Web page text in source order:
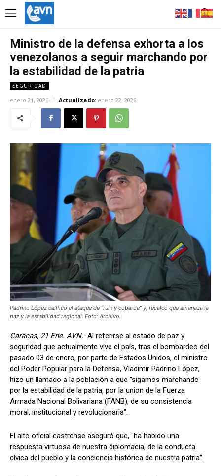
Ministro de la defensa exhorta a los
venezolanos a seguir marchando por
la estabilidad de la patria
SEGURIDAD
enero 21, 2026 Actualizado: enero 22, 2026
Padrino López calificó el ataque de “ruin y cobarde” y, recalcó que amenaza la
paz y la estabilidad regional. Foto: Archivo.
Caracas, 21 Ene. AVN.-Al referirse al estado de paz y
seguridad que actualmente vive el país, tras el bombardeo del
pasado 03 de enero, por parte de Estados Unidos, el ministro
del Poder Popular para la Defensa, Vladimir Padrino López,
hizo un llamado a la población a que "sigamos marchando
por la estabilidad de la patria, por la union de la Fuerza
Armada Nacional Bolivariana (FANB), de su consistencia
moral, institucional y revolucionaria".
El alto oficial castrense aseguró que, "ha habido una
respuesta virtuosa de nuestra diplomacia, de la conducta
cívica del pueblo y la conciencia histórica de nuestra patria".